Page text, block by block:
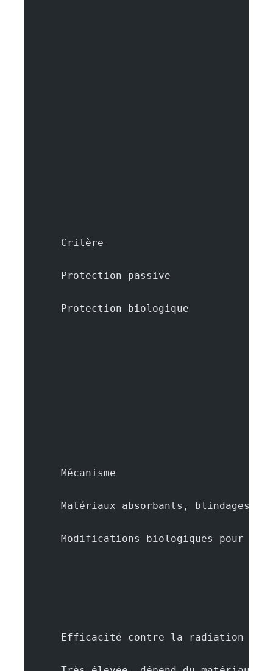
      Critère
      Protection passive
      Protection biologique
      Mécanisme
Matériaux absorbants, blindages
Modifications biologiques pour
      Efficacité contre la radiation